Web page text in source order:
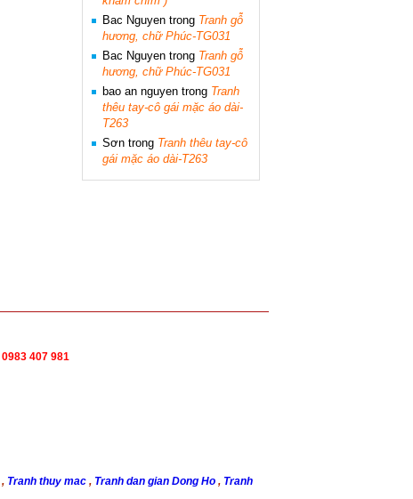
Bac Nguyentrong Tranh gỗ
hương, chữ Phúc-TG031
Bac Nguyentrong Tranh gỗ
hương, chữ Phúc-TG031
bao an nguyentrong Tranh
thêu tay-cô gái mặc áo dài-
T263
Sơntrong Tranh thêu tay-cô
gái mặc áo dài-T263
0983 407 981
, Tranh thuy mac , Tranh dan gian Dong Ho , Tranh